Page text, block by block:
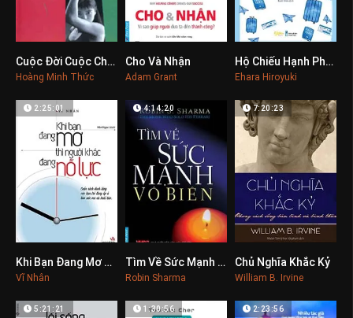
0Cuộc Đời Cuộc Chơi Luật Chơi
Hoàng Minh Thức
Cho Và Nhận
Adam Grant
0Hộ Chiếu Hạnh Phúc
Ehara Hiroyuki
0
2:25:01
Khi Bạn Đang Mơ Thì Người Khác Đang Nỗ Lực
Vĩ Nhân
0
4:14:20
Tìm Về Sức Mạnh Vô Biên
Robin Sharma
0
7:20:23
Chủ Nghĩa Khắc Kỷ
William B. Irvine
5:21:21 1:30:56 2:23:56